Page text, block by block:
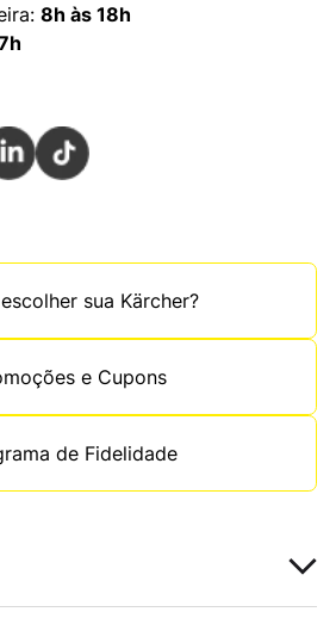
8h às 18h
sua Kärcher?
e Cupons
de Fidelidade